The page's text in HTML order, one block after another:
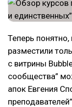
Теперь
разместили
с витрины
сообщества”
апок Евгения